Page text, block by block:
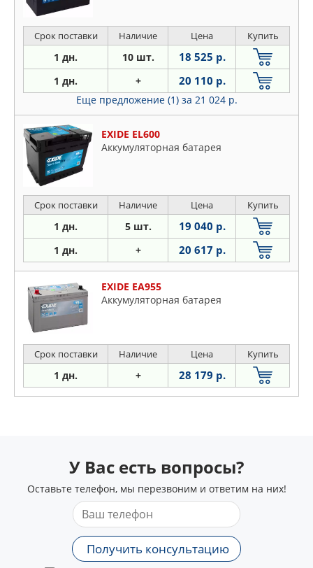
Срок поставки Наличие Цена Купить
1 дн. 10 шт. 18 525 р.
1 дн. + 20 110 р.
Еще предложение (1) за 21 024 р.
EXIDE EL600
Аккумуляторная батарея
Срок поставки Наличие Цена Купить
1 дн. 5 шт. 19 040 р.
1 дн. + 20 617 р.
EXIDE EA955
Аккумуляторная батарея
Срок поставки Наличие Цена Купить
1 дн. + 28 179 р.
У Вас есть вопросы?
Оставьте телефон, мы перезвоним и ответим на них!
Получить консультацию